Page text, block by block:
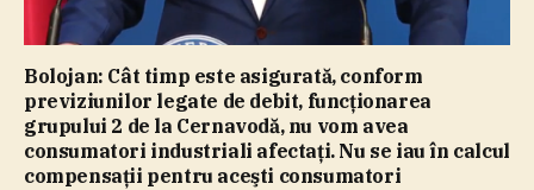
Bolojan: Cât timp este asigurată, conform
previziunilor legate de debit, funcţionarea
grupului 2 de la Cernavodă, nu vom avea
consumatori industriali afectaţi. Nu se iau în calcul
compensaţii pentru aceşti consumatori